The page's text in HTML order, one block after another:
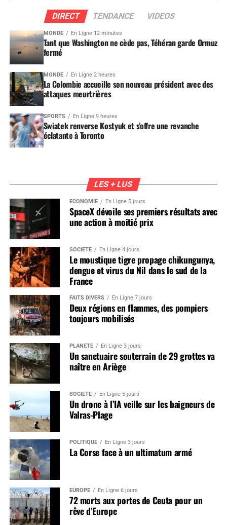
DIRECT TENDANCE VIDEOS
MONDE En Ligne 12 minutes
Tant que Washington ne cède pas, Téhéran garde Ormuz
fermé
MONDE En Ligne 2 heures
La Colombie accueille son nouveau président avec des
attaques meurtrières
SPORTS En Ligne 9 heures
Swiatek renverse Kostyuk et s’offre une revanche
éclatante à Toronto
LES + LUS
ÉCONOMIE En Ligne 5 jours
SpaceX dévoile ses premiers résultats avec
une action à moitié prix
SOCIÉTÉ En Ligne 4 jours
Le moustique tigre propage chikungunya,
dengue et virus du Nil dans le sud de la
France
FAITS DIVERS En Ligne 7 jours
Deux régions en flammes, des pompiers
toujours mobilisés
PLANÈTE En Ligne 3 jours
Un sanctuaire souterrain de 29 grottes va
naître en Ariège
SOCIÉTÉ En Ligne 5 jours
Un drone à l’IA veille sur les baigneurs de
Valras-Plage
POLITIQUE En Ligne 3 jours
La Corse face à un ultimatum armé
EUROPE En Ligne 6 jours
72 morts aux portes de Ceuta pour un
rêve d’Europe